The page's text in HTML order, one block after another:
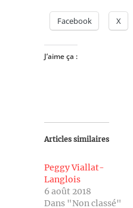
Facebook X
J’aime ça :
Articles similaires
Peggy Viallat-
Langlois
6 août 2018
Dans "Non classé"